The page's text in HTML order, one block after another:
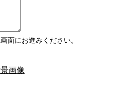
面にお進みください。